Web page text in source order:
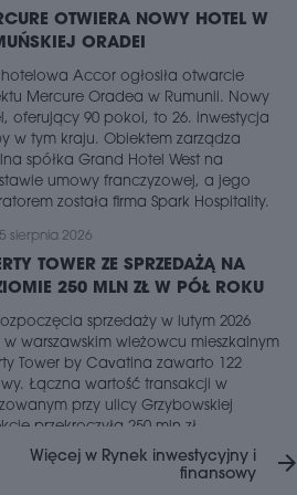
OTWIERA NOWY HOTEL W
ORADEI
hotelowa Accor ogłosiła otwarcie
Mercure Oradea w Rumunii. Nowy
oferujący 90 pokoi, to 26. inwestycja
w tym kraju. Obiektem zarządza
spółka Grand Hotel West na
umowy franczyzowej, a jego
została firma Spark Hospitality.
sierpnia 2026
TOWER ZE SPRZEDAŻĄ NA
250 MLN ZŁ W PÓŁ ROKU
sprzedaży w lutym 2026
w warszawskim wieżowcu mieszkalnym
Tower by Cavatina zawarto 122
Łączna wartość transakcji w
przy ulicy Grzybowskiej
przekroczyła 250 mln zł.
sierpnia 2026
Więcej w Rynek inwestycyjny i
finansowy
arrow_forward